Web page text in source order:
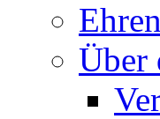
Über